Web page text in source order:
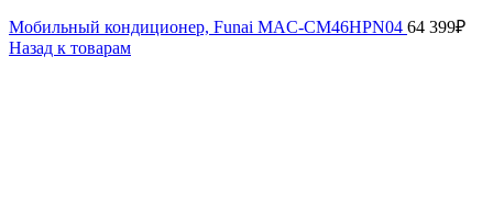
Мобильный кондиционер, Funai MAC-CM46HPN04 64 399₽
Назад к товарам